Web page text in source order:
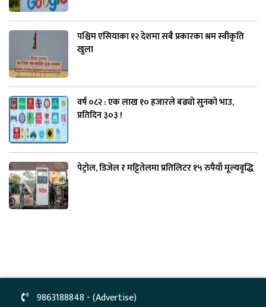
पश्चिम एसियाका १२ देशमा सबै प्रकारका श्रम स्वीकृति
खुला
वर्ष ०८२ : एक लाख १० हजारले बढ्यो सुनको भाउ,
प्रतिदिन ३०३ !
पेट्रोल, डिजेल र मट्टितेलमा प्रतिलिटर १५ रुपैयाँ मूल्यवृद्धि
9863188848 - (Advertise)